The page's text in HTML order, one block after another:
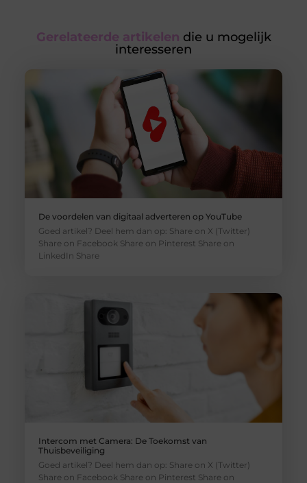
Gerelateerde artikelen die u mogelijk
interesseren
De voordelen van digitaal adverteren op YouTube
Goed artikel? Deel hem dan op: Share on X (Twitter)
Share on Facebook Share on Pinterest Share on
LinkedIn Share
Intercom met Camera: De Toekomst van
Thuisbeveiliging
Goed artikel? Deel hem dan op: Share on X (Twitter)
Share on Facebook Share on Pinterest Share on